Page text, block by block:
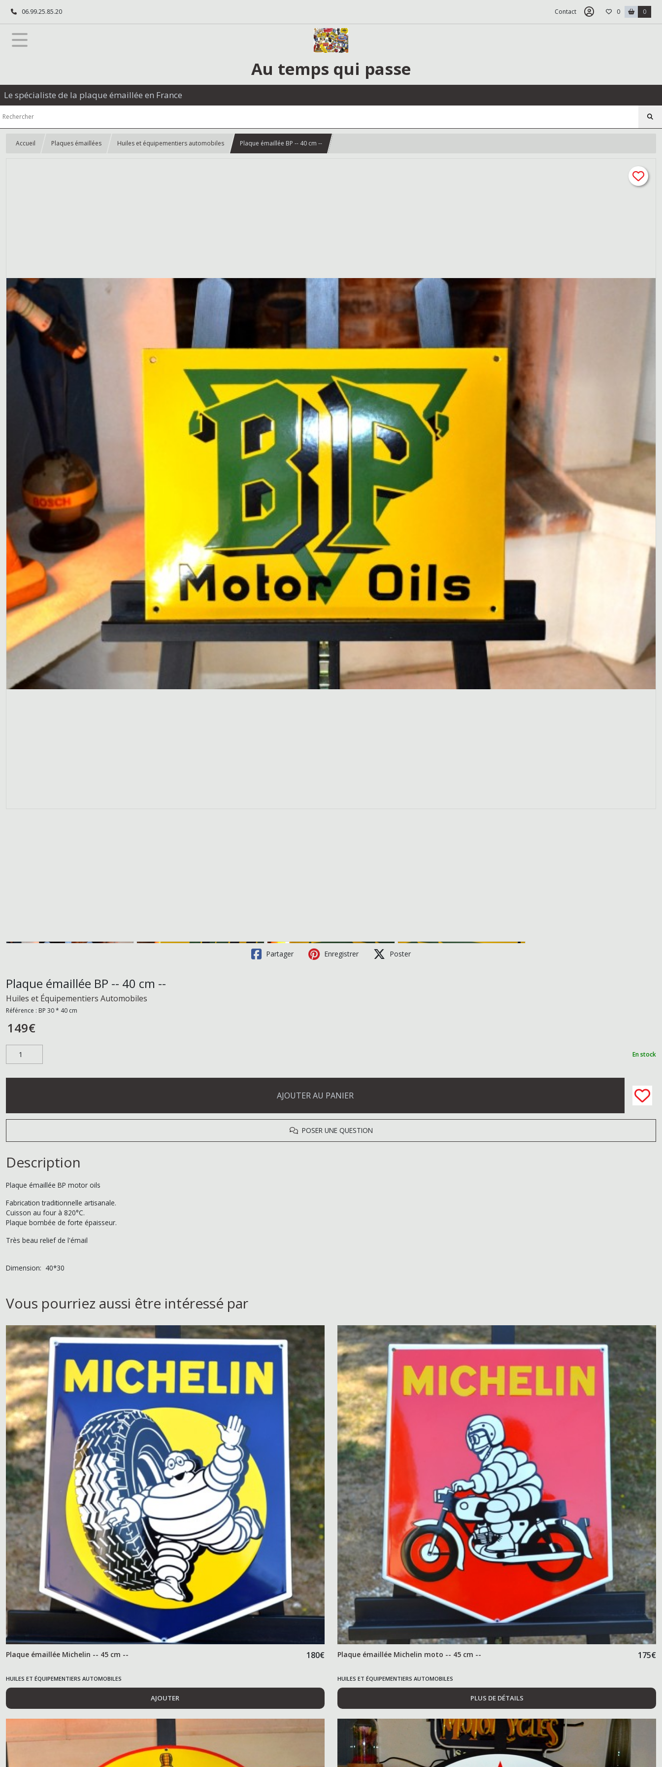
06.99.25.85.20 Contact 0 0
Au temps qui passe
Le spécialiste de la plaque émaillée en France
Accueil Plaques émaillées Huiles et équipementiers automobiles Plaque émaillée BP -- 40 cm --
Partager Enregistrer Poster
Plaque émaillée BP -- 40 cm --
Huiles et Équipementiers Automobiles
Référence : BP 30 * 40 cm
149€
En stock
AJOUTER AU PANIER
POSER UNE QUESTION
Description
Plaque émaillée BP motor oils
Fabrication traditionnelle artisanale.
Cuisson au four à 820°C.
Plaque bombée de forte épaisseur.
Très beau relief de l'émail
Dimension: 40*30
Vous pourriez aussi être intéressé par
Plaque émaillée Michelin -- 45 cm -- 180€
HUILES ET ÉQUIPEMENTIERS AUTOMOBILES
AJOUTER
Plaque émaillée Michelin moto -- 45 cm -- 175€
HUILES ET ÉQUIPEMENTIERS AUTOMOBILES
PLUS DE DÉTAILS